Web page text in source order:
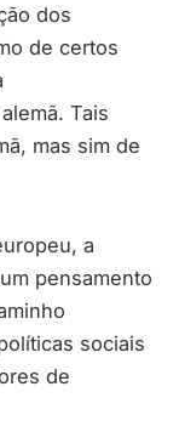
dos
de certos
Tais
mas sim de
a
pensamento
sociais
de